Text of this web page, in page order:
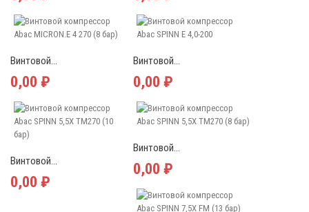
Винтовой...
0,00 ₽
Винтовой...
0,00 ₽
Винтовой...
0,00 ₽
Винтовой...
0,00 ₽